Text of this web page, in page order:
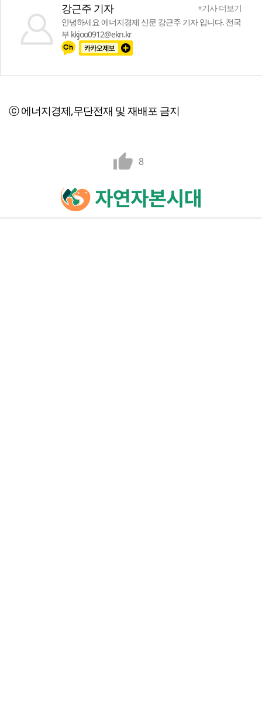
강근주 기자
+기사 더보기
안녕하세요 에너지경제 신문 강근주 기자 입니다. 전국
부 kkjoo0912@ekn.kr
ⓒ 에너지경제,무단전재 및 재배포 금지
8